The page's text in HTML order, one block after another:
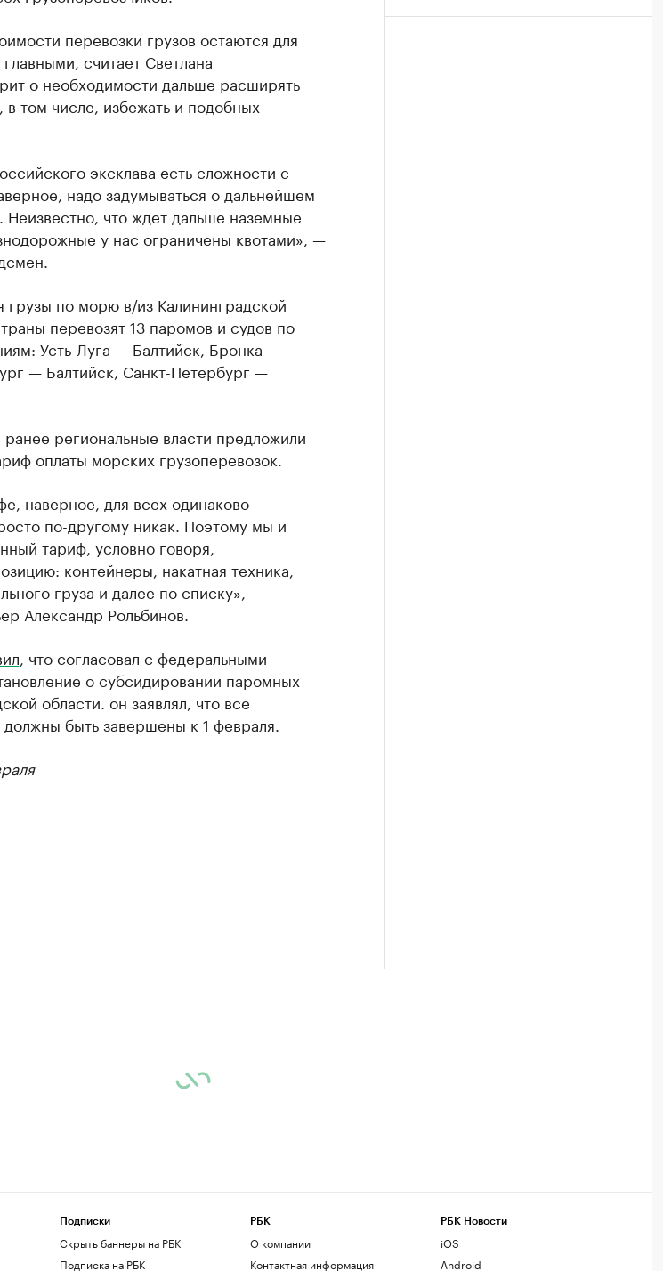
перевозки грузов остаются для
считает Светлана
о необходимости дальше расширять
том числе, избежать и подобных
эксклава есть сложности с
надо задумываться о дальнейшем
что ждет дальше наземные
у нас ограничены квотами», —
по морю в/из Калининградской
перевозят 13 паромов и судов по
Усть-Луга — Балтийск, Бронка —
— Балтийск, Санкт-Петербург —
региональные власти предложили
оплаты морских грузоперевозок.
наверное, для всех одинаково
по-другому никак. Поэтому мы и
тариф, условно говоря,
контейнеры, накатная техника,
груза и далее по списку», —
Александр Рольбинов.
, что согласовал с федеральными
о субсидировании паромных
области. он заявлял, что все
быть завершены к 1 февраля.
Подписки
Скрыть баннеры на РБК
Подписка на РБК
РБК
О компании
Контактная информация
РБК Новости
iOS
Android